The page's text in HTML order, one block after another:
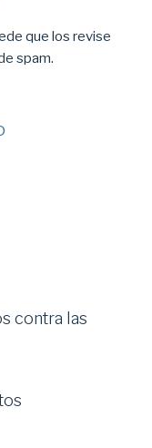
que los revise
spam.
contra las